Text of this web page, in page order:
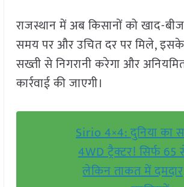
राजस्थान में अब किसानों को खाद-
समय पर और उचित दर पर मिले,
सख्ती से निगरानी करेगा और
कार्रवाई की जाएगी।
Sirio 4×4: दुनिया का
4WD ट्रैक्टर! सिर्फ 65
लेकिन ताकत में